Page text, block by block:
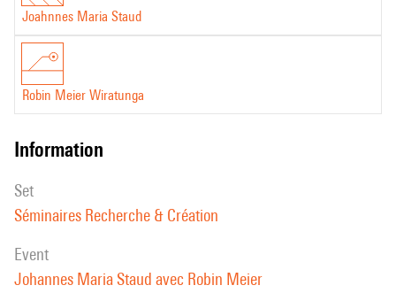
d’achever une résidence de deux ans, suivit de son second volet
Contrebande, créé en novembre 2010 à la salle Pleyel par l'Ensemble
Modern.
sont présentées en Europe, aux Amériques et en Asie. Plus
récemment, il a exposé au Musée d’Art Moderne de la Ville de Paris,
au Palais de Tokyo et dans les caves Vranken-Pommery à Reims.
Joahnnes Maria Staud
Robin Meier Wiratunga
information
set
Séminaires Recherche & Création
event
Johannes Maria Staud avec Robin Meier